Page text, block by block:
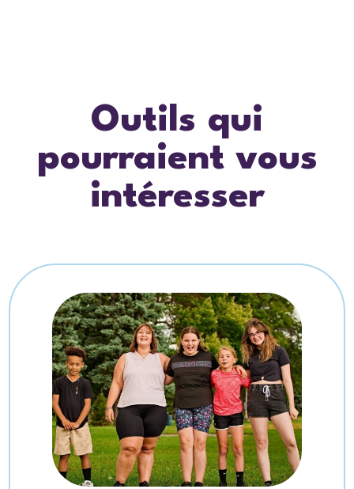
Outils qui
pourraient vous
intéresser